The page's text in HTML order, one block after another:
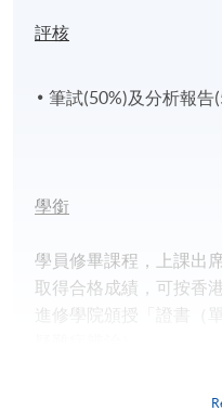
評核
筆試(50%)及分析報告
學銜
學員修畢課程，上課出
取得合格成績，可按香
進修學院頒授「證書（
完成課程後，香港註冊